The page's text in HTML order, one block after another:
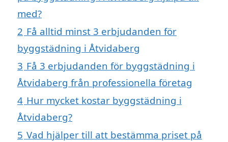
med?
2 Få alltid minst 3 erbjudanden för
byggstädning i Åtvidaberg
3 Få 3 erbjudanden för byggstädning i
Åtvidaberg från professionella företag
4 Hur mycket kostar byggstädning i
Åtvidaberg?
5 Vad hjälper till att bestämma priset på